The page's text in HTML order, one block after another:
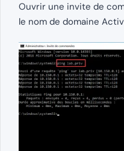
Ouvrir une invite de
le nom de domaine